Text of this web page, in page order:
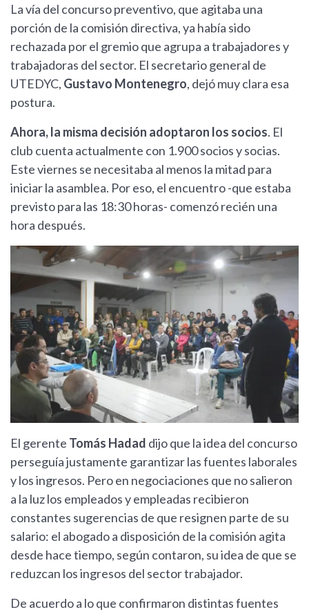
La vía del concurso preventivo, que agitaba una
porción de la comisión directiva, ya había sido
rechazada por el gremio que agrupa a trabajadores y
trabajadoras del sector. El secretario general de
UTEDYC, Gustavo Montenegro, dejó muy clara esa
postura.
Ahora, la misma decisión adoptaron los socios. El
club cuenta actualmente con 1.900 socios y socias.
Este viernes se necesitaba al menos la mitad para
iniciar la asamblea. Por eso, el encuentro -que estaba
previsto para las 18:30 horas- comenzó recién una
hora después.
El gerente Tomás Hadad dijo que la idea del concurso
perseguía justamente garantizar las fuentes laborales
y los ingresos. Pero en negociaciones que no salieron
a la luz los empleados y empleadas recibieron
constantes sugerencias de que resignen parte de su
salario: el abogado a disposición de la comisión agita
desde hace tiempo, según contaron, su idea de que se
reduzcan los ingresos del sector trabajador.
De acuerdo a lo que confirmaron distintas fuentes